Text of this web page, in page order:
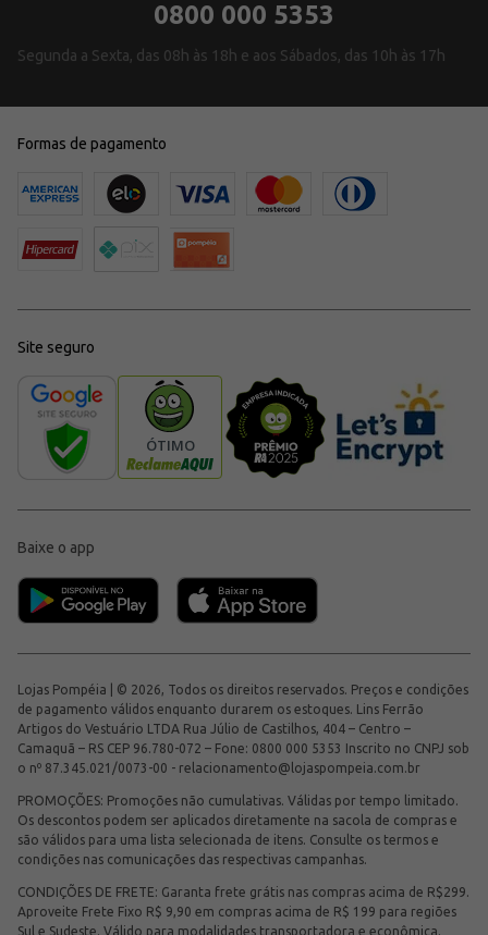
0800 000 5353
Segunda a Sexta, das 08h às 18h e aos Sábados, das 10h às 17h
Formas de pagamento
Site seguro
Baixe o app
Lojas Pompéia | © 2026, Todos os direitos reservados. Preços e condições
de pagamento válidos enquanto durarem os estoques. Lins Ferrão
Artigos do Vestuário LTDA Rua Júlio de Castilhos, 404 – Centro –
Camaquã – RS CEP 96.780-072 – Fone: 0800 000 5353 Inscrito no CNPJ sob
o nº 87.345.021/0073-00 - relacionamento@lojaspompeia.com.br
PROMOÇÕES: Promoções não cumulativas. Válidas por tempo limitado.
Os descontos podem ser aplicados diretamente na sacola de compras e
são válidos para uma lista selecionada de itens. Consulte os termos e
condições nas comunicações das respectivas campanhas.
CONDIÇÕES DE FRETE: Garanta frete grátis nas compras acima de R$299.
Aproveite Frete Fixo R$ 9,90 em compras acima de R$ 199 para regiões
Sul e Sudeste. Válido para modalidades transportadora e econômica.